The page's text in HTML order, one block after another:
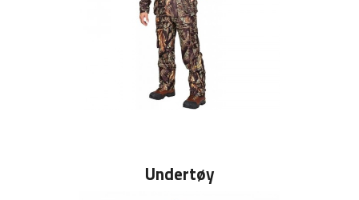
Undertøy